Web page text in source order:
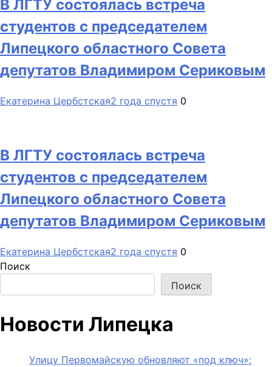
В ЛГТУ состоялась встреча
студентов с председателем
Липецкого областного Совета
депутатов Владимиром Сериковым
Екатерина Цербстская2 года спустя 0
В ЛГТУ состоялась встреча
студентов с председателем
Липецкого областного Совета
депутатов Владимиром Сериковым
Екатерина Цербстская2 года спустя 0
Поиск
Поиск
Новости Липецка
Улицу Первомайскую обновляют «под ключ»: